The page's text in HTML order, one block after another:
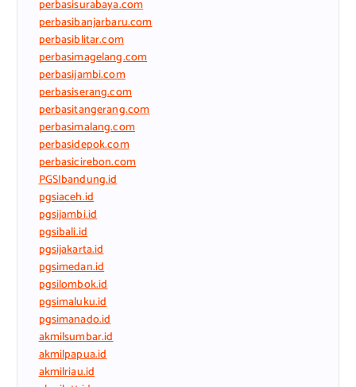
perbasisurabaya.com
perbasibanjarbaru.com
perbasiblitar.com
perbasimagelang.com
perbasijambi.com
perbasiserang.com
perbasitangerang.com
perbasimalang.com
perbasidepok.com
perbasicirebon.com
PGSIbandung.id
pgsiaceh.id
pgsijambi.id
pgsibali.id
pgsijakarta.id
pgsimedan.id
pgsilombok.id
pgsimaluku.id
pgsimanado.id
akmilsumbar.id
akmilpapua.id
akmilriau.id